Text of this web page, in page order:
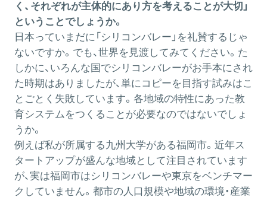
く、それぞれが主体的にあり方を考えることが大切」
ということでしょうか。
日本っていまだに「シリコンバレー」を礼賛するじゃ
ないですか。でも、世界を見渡してみてください。た
しかに、いろんな国でシリコンバレーがお手本にされ
た時期はありましたが、単にコピーを目指す試みはこ
とごとく失敗しています。各地域の特性にあった教
育システムをつくることが必要なのではないでしょ
うか。
例えば私が所属する九州大学がある福岡市。近年ス
タートアップが盛んな地域として注目されています
が、実は福岡市はシリコンバレーや東京をベンチマー
クしていません。都市の人口規模や地域の環境・産業